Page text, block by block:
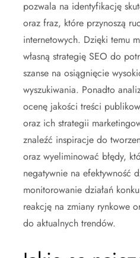
pozwala na identyfikację
oraz fraz, które przynoszą
internetowych. Dzięki temu
własną strategię SEO do
szanse na osiągnięcie
wyszukiwania. Ponadto
ocenę jakości treści
oraz ich strategii
znaleźć inspiracje do
oraz wyeliminować błędy,
negatywnie na efektywność
monitorowanie działań
reakcję na zmiany rynkowe
do aktualnych trendów.